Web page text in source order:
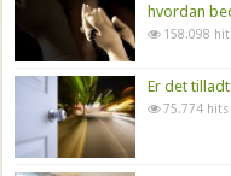
hvordan
158.098
Er det
75.774 hits